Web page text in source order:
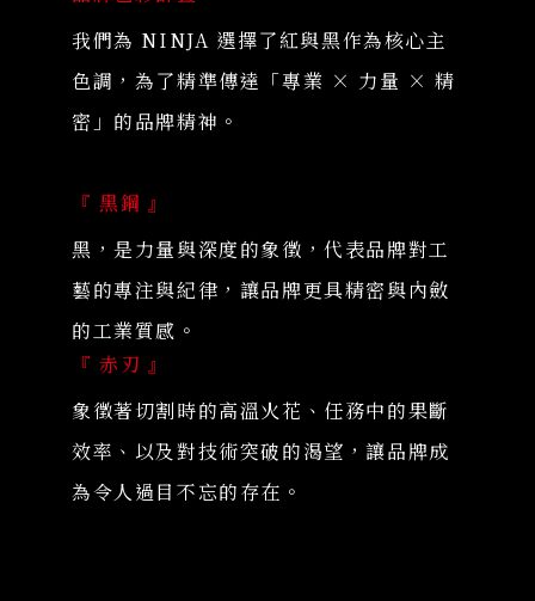
我們為 NINJA 選擇了紅與黑作為核心主
色調，為了精準傳達「專業 × 力量 × 精
密」的品牌精神。
『 黑鋼 』
黑，是力量與深度的象徵，代表品牌對工
藝的專注與紀律，讓品牌更具精密與內斂
的工業質感。
『 赤刃 』
象徵著切割時的高溫火花、任務中的果斷
效率、以及對技術突破的渴望，讓品牌成
為令人過目不忘的存在。